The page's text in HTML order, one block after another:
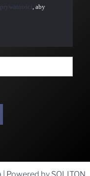
, aby